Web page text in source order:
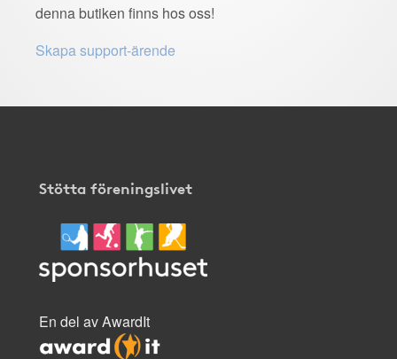
denna butiken finns hos oss!
Skapa support-ärende
Stötta föreningslivet
En del av AwardIt